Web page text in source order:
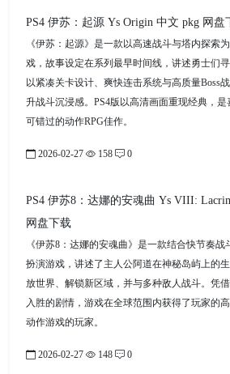
PS4 伊苏：起源 Ys Origin 中文 pkg 网盘
《伊苏：起源》是一款以高速战斗与塔内探索
戏，故事设定在系列最早时间线，讲述勇士们
以紧凑关卡设计、爽快连击系统与高质量Boss
升战斗沉浸感。PS4版以高清画面重现经典，
可错过的动作RPG佳作。
2026-02-27 158 0
PS4 伊苏8：达娜的安魂曲 Ys VIII:
网盘下载
《伊苏8：达娜的安魂曲》是一款结合快节奏
扮演游戏，讲述了主人公阿道在神秘岛屿上的
放世界、解锁新区域，并与多种敌人战斗。凭
入胜的剧情，游戏在全球范围内获得了玩家的
动作游戏的玩家。
2026-02-27 148 0